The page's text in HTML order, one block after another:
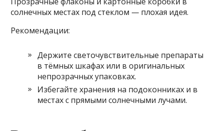
солнечных местах под стеклом — плохая идея.
Рекомендации:
Держите светочувствительные препараты
в тёмных шкафах или в оригинальных
непрозрачных упаковках.
Избегайте хранения на подоконниках и в
местах с прямыми солнечными лучами.